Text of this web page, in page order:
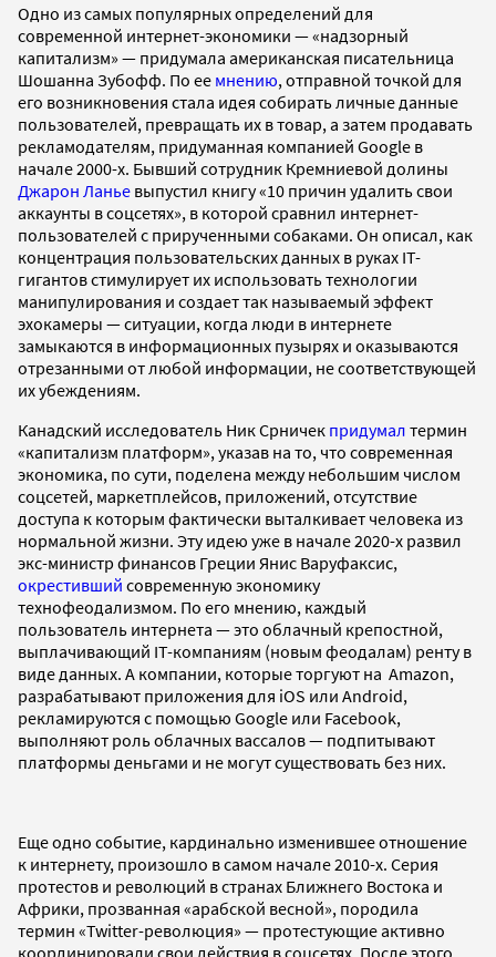
Одно из самых популярных определений для
современной интернет-экономики — «надзорный
капитализм» — придумала американская писательница
Шошанна Зубофф. По ее мнению, отправной точкой для
его возникновения стала идея собирать личные данные
пользователей, превращать их в товар, а затем продавать
рекламодателям, придуманная компанией Google в
начале 2000-х. Бывший сотрудник Кремниевой долины
Джарон Ланье выпустил книгу «10 причин удалить свои
аккаунты в соцсетях», в которой сравнил интернет-
пользователей с прирученными собаками. Он описал, как
концентрация пользовательских данных в руках IT-
гигантов стимулирует их использовать технологии
манипулирования и создает так называемый эффект
эхокамеры — ситуации, когда люди в интернете
замыкаются в информационных пузырях и оказываются
отрезанными от любой информации, не соответствующей
их убеждениям.
Канадский исследователь Ник Срничек придумал термин
«капитализм платформ», указав на то, что современная
экономика, по сути, поделена между небольшим числом
соцсетей, маркетплейсов, приложений, отсутствие
доступа к которым фактически выталкивает человека из
нормальной жизни. Эту идею уже в начале 2020-х развил
экс-министр финансов Греции Янис Варуфаксис,
окрестивший современную экономику
технофеодализмом. По его мнению, каждый
пользователь интернета — это облачный крепостной,
выплачивающий IT-компаниям (новым феодалам) ренту в
виде данных. А компании, которые торгуют на Amazon,
разрабатывают приложения для iOS или Android,
рекламируются с помощью Google или Facebook,
выполняют роль облачных вассалов — подпитывают
платформы деньгами и не могут существовать без них.
Еще одно событие, кардинально изменившее отношение
к интернету, произошло в самом начале 2010-х. Серия
протестов и революций в странах Ближнего Востока и
Африки, прозванная «арабской весной», породила
термин «Twitter-революция» — протестующие активно
координировали свои действия в соцсетях. После этого